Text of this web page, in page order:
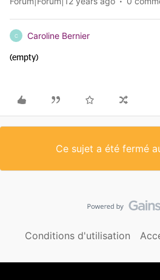
C Caroline Bernier
(empty)
Ce sujet a été fermé
Conditions d'utilisation